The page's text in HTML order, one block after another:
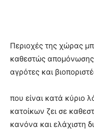
Περιοχές της χώρας
καθεστώς απομόνωσης,
αγρότες και
που είναι κατά κύριο
κατοίκων ζει σε
κανόνα και ελάχιστη